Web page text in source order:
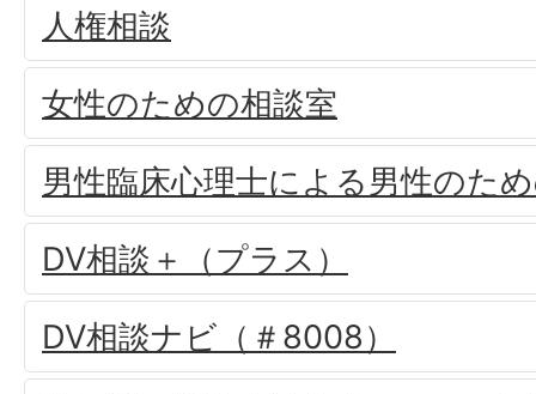
人権相談
女性のための相談室
男性臨床心理士による男性のた
DV相談＋（プラス）
DV相談ナビ（＃8008）